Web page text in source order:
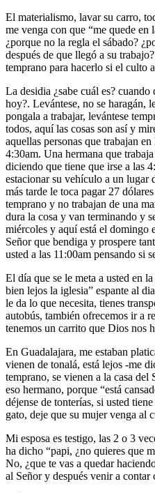
El materialismo, lavar su carro,
me venga con que “me quede en
¿porque no la regla el sábado?
después de que llegó a su
temprano para hacerlo si el culto
La desidia ¿sabe cuál es?
hoy?. Levántese, no se haragán,
pongala a trabajar, levántese
todos, aquí las cosas son así y
aquellas personas que trabajan
4:30am. Una hermana que
diciendo que tiene que irse a las
estacionar su vehículo a un lugar
más tarde le toca pagar 27
temprano y no trabajan de una
dura la cosa y van terminando y
miércoles y aquí está el domingo
Señor que bendiga y prospere
usted a las 11:00am pensando si
El día que se le meta a usted en
bien lejos la iglesia” espante al
le da lo que necesita, tienes
autobús, también ofrecemos ir a
tenemos un carrito que Dios nos
En Guadalajara, me estaban
vienen de tonalá, está lejos -me
temprano, se vienen a la casa
eso hermano, porque “está
déjense de tonterías, si usted
gato, deje que su mujer venga al
Mi esposa es testigo, las 2 o 3
ha dicho “papi, ¿no quieres que
No, ¿que te vas a quedar
al Señor y después venir a contar